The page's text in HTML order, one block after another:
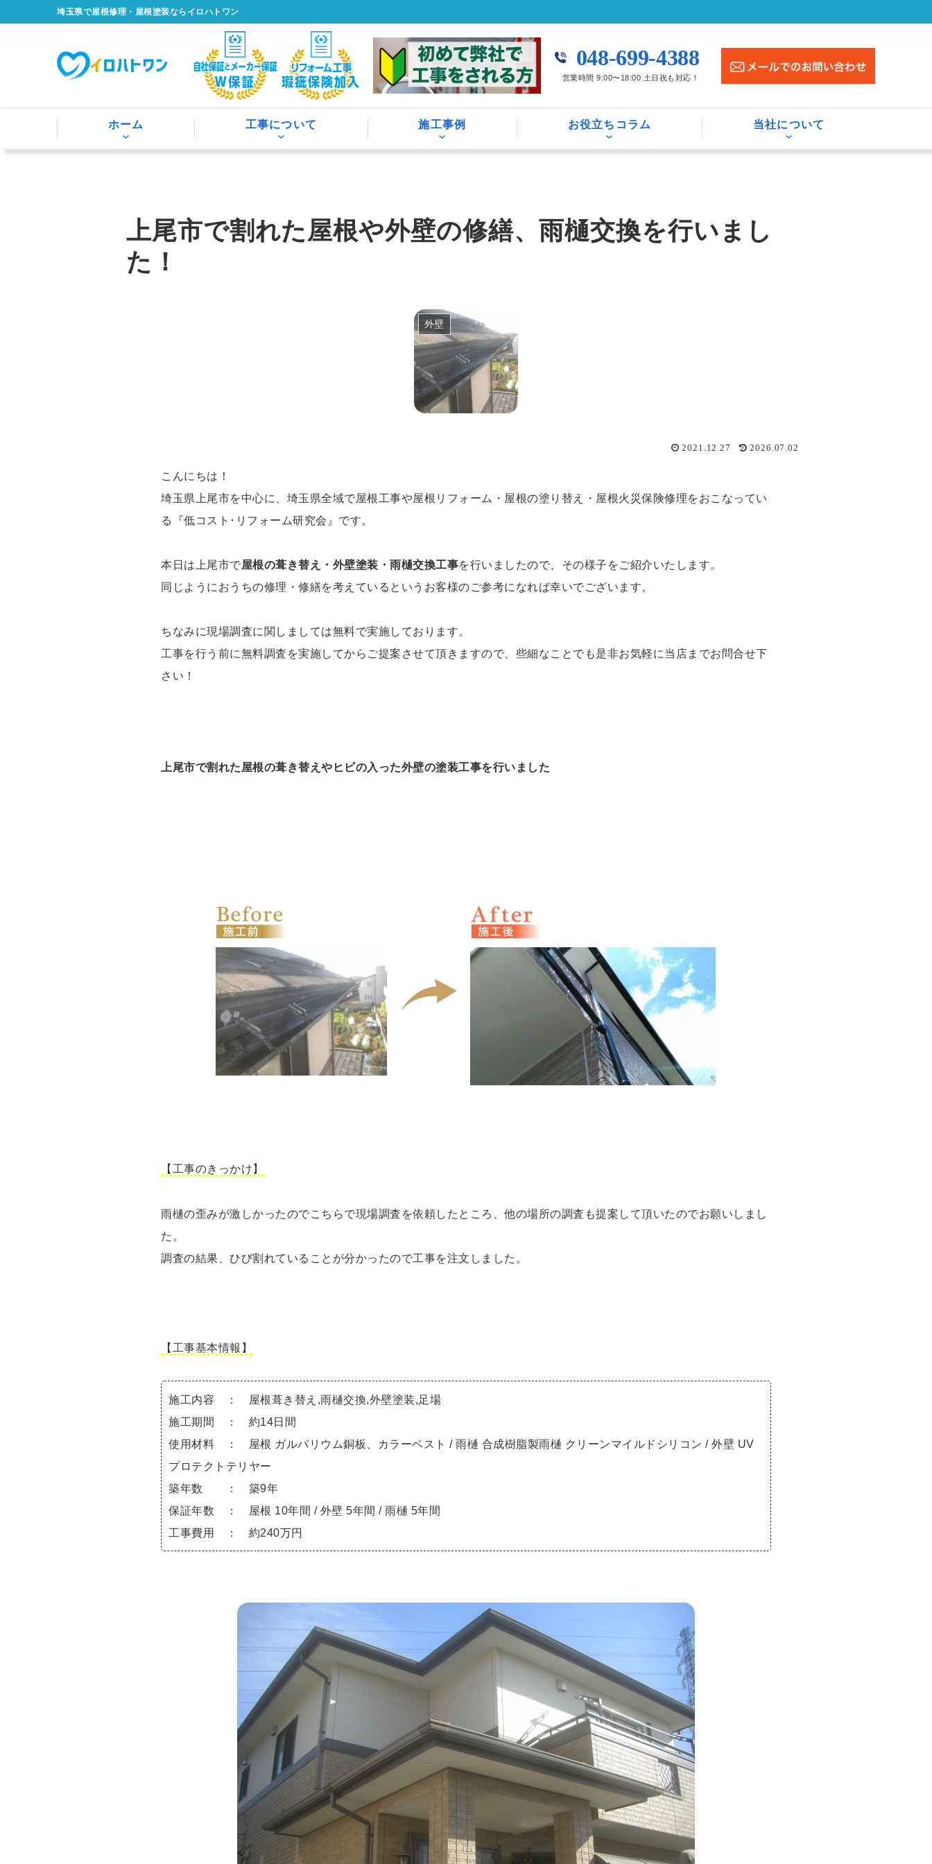
埼玉県で屋根修理・屋根塗装ならイロハトワン
048-699-4388
営業時間 9:00〜18:00 土日祝も対応！
ホーム 工事について 施工事例 お役立ちコラム 当社について
上尾市で割れた屋根や外壁の修繕、雨樋交換を行いまし
た！
外壁
2021.12.27 2026.07.02
こんにちは！
埼玉県上尾市を中心に、埼玉県全域で屋根工事や屋根リフォーム・屋根の塗り替え・屋根火災保険修理をおこなってい
る『低コスト･リフォーム研究会』です。
本日は上尾市で屋根の葺き替え・外壁塗装・雨樋交換工事を行いましたので、その様子をご紹介いたします。
同じようにおうちの修理・修繕を考えているというお客様のご参考になれば幸いでございます。
ちなみに現場調査に関しましては無料で実施しております。
工事を行う前に無料調査を実施してからご提案させて頂きますので、些細なことでも是非お気軽に当店までお問合せ下
さい！
上尾市で割れた屋根の葺き替えやヒビの入った外壁の塗装工事を行いました
【工事のきっかけ】
雨樋の歪みが激しかったのでこちらで現場調査を依頼したところ、他の場所の調査も提案して頂いたのでお願いしまし
た。
調査の結果、ひび割れていることが分かったので工事を注文しました。
【工事基本情報】
施工内容 ： 屋根葺き替え,雨樋交換,外壁塗装,足場
施工期間 ： 約14日間
使用材料 ： 屋根 ガルバリウム銅板、カラーベスト / 雨樋 合成樹脂製雨樋 クリーンマイルドシリコン / 外壁 UV
プロテクトテリヤー
築年数 ： 築9年
保証年数 ： 屋根 10年間 / 外壁 5年間 / 雨樋 5年間
工事費用 ： 約240万円